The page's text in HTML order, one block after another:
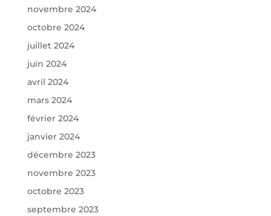
novembre 2024
octobre 2024
juillet 2024
juin 2024
avril 2024
mars 2024
février 2024
janvier 2024
décembre 2023
novembre 2023
octobre 2023
septembre 2023